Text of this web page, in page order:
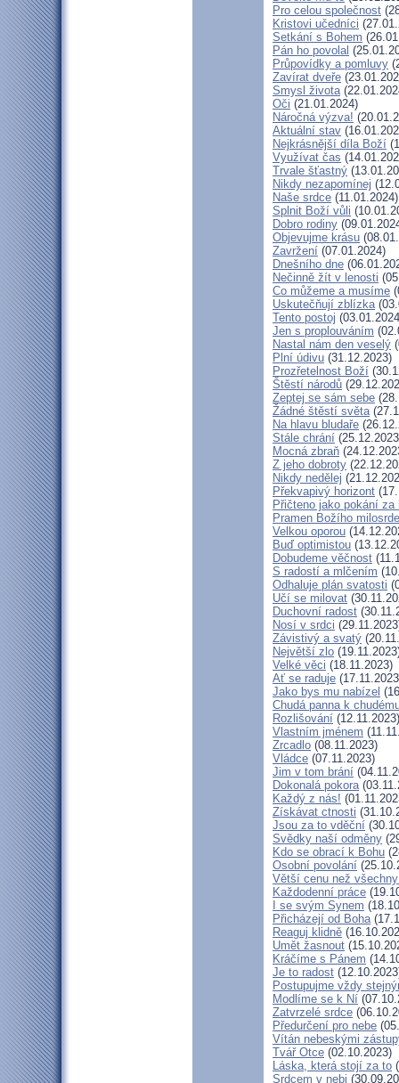
Pro celou společnost
Kristovi učedníci
Setkání s Bohem
Pán ho povolal
Průpovídky a pomluvy
Zavírat dveře
Smysl života
Oči (21.01.2024)
Náročná výzva!
Aktuální stav
Nejkrásnější díla Boží
Využívat čas
Trvale šťastný
Nikdy nezapomínej
Naše srdce (11.01.2024)
Splnit Boží vůli
Dobro rodiny
Objevujme krásu
Zavržení (07.01.2024)
Dnešního dne
Nečinně žít v lenosti
Co můžeme a musíme
Uskutečňují zblízka
Tento postoj
Jen s proplouváním
Nastal nám den veselý
Plní údivu (31.12.2023)
Prozřetelnost Boží
Štěstí národů
Zeptej se sám sebe
Žádné štěstí světa
Na hlavu bludaře
Stále chrání
Mocná zbraň
Z jeho dobroty
Nikdy nedělej
Překvapivý horizont
Přičteno jako pokání za
Pramen Božího
Velkou oporou
Buď optimistou
Dobudeme věčnost
S radostí a mlčením
Odhaluje plán svatosti
Učí se milovat
Duchovní radost
Nosí v srdci
Závistivý a svatý
Největší zlo
Velké věci (18.11.2023)
Ať se raduje
Jako bys mu nabízel
Chudá panna k
Rozlišování (12.11.2023)
Vlastním jménem
Zrcadlo (08.11.2023)
Vládce (07.11.2023)
Jim v tom brání
Dokonalá pokora
Každý z nás!
Získávat ctnosti
Jsou za to vděční
Svědky naší odměny
Kdo se obrací k Bohu
Osobní povolání
Větší cenu než
Každodenní práce
I se svým Synem
Přicházejí od Boha
Reaguj klidně
Umět žasnout
Kráčíme s Pánem
Je to radost
Postupujme vždy
Modlíme se k Ní
Zatvrzelé srdce
Předurčení pro nebe
Vítán nebeskými
Tvář Otce (02.10.2023)
Láska, která stojí za to
Srdcem v nebi